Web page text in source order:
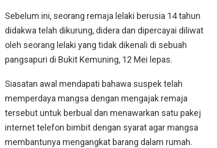
Sebelum ini, seorang remaja lelaki berusia 14 tahun
didakwa telah dikurung, didera dan dipercayai diliwat
oleh seorang lelaki yang tidak dikenali di sebuah
pangsapuri di Bukit Kemuning, 12 Mei lepas.
Siasatan awal mendapati bahawa suspek telah
memperdaya mangsa dengan mengajak remaja
tersebut untuk berbual dan menawarkan satu pakej
internet telefon bimbit dengan syarat agar mangsa
membantunya mengangkat barang dalam rumah.